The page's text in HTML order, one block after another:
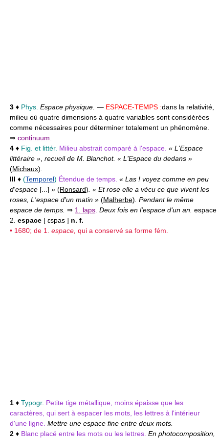
3 ♦ Phys. Espace physique. — ESPACE-TEMPS :dans la relativité,
milieu où quatre dimensions à quatre variables sont considérées
comme nécessaires pour déterminer totalement un phénomène.
⇒ continuum
4 ♦ Fig. et littér. Milieu abstrait comparé à l'espace. « L'Espace
littéraire » recueil de M. Blanchot. « L'Espace du dedans »
(Michaux)
III ♦ (Temporel) Étendue de temps. « Las ! voyez comme en peu
d'espace [...] » (Ronsard) . « Et rose elle a vécu ce que vivent les
roses, L'espace d'un matin » (Malherbe) . Pendant le même
espace de temps. ⇒ 1. laps Deux fois en l'espace d'un an. espace
2. espace [ ɛspas ] n. f.
• 1680; de 1. espace, qui a conservé sa forme fém.
1 ♦ Typogr. Petite tige métallique, moins épaisse que les
caractères, qui sert à espacer les mots, les lettres à l'intérieur
d'une ligne. Mettre une espace fine entre deux mots.
2 ♦ Blanc placé entre les mots ou les lettres. En photocomposition,